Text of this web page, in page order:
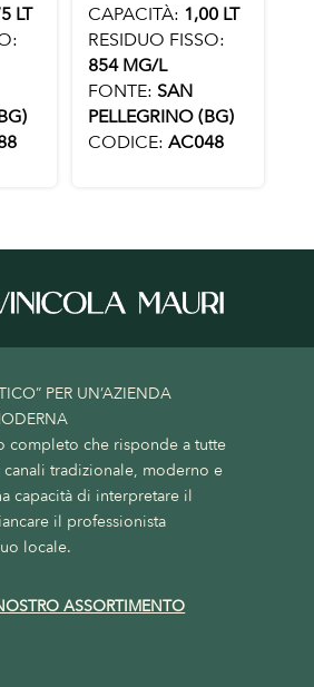
LT
CAPACITÀ: 1,00 LT
RESIDUO FISSO:
854 MG/L
FONTE: SAN
PELLEGRINO (BG)
CODICE: AC048
PER UN’AZIENDA
completo che risponde a tutte
canali tradizionale, moderno e
capacità di interpretare il
il professionista
locale.
ASSORTIMENTO